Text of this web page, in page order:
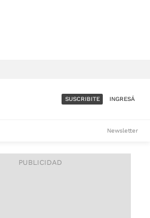
ACCESO FULL - $1.800/MES
SUSCRIBITE INGRESÁ
Newsletter